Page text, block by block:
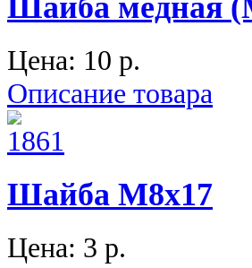
Шайба медная
Цена: 10 p.
Описание товара
Шайба М8х17
Цена: 3 p.